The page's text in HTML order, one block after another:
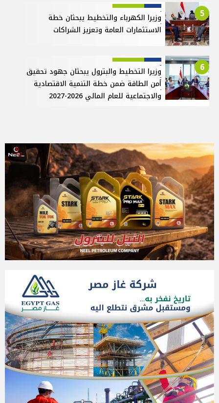
5
وزيرا الكهرباء والتخطيط يبحثان خطة
الاستثمارات العامة وتعزيز الشراكات
6
وزيرا التخطيط والبترول يبحثان جهود تحقيق
أمن الطاقة ضمن خطة التنمية الاقتصادية
والاجتماعية للعام المالي 2026-2027